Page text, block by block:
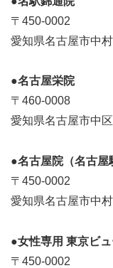
〒450-0002
愛知県名古屋市中
●名古屋栄院
〒460-0008
愛知県名古屋市中
●名古屋院（名古屋
〒450-0002
愛知県名古屋市中
●女性専用 東京ビ
〒450-0002